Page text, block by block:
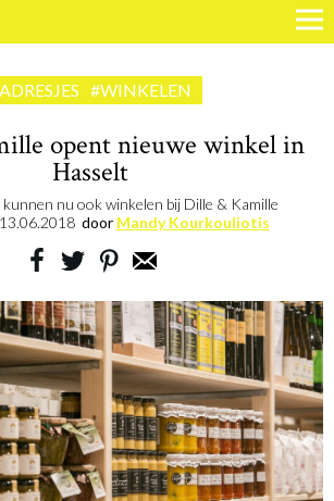
#WINKELEN
opent nieuwe winkel in
Hasselt
nu ook winkelen bij Dille & Kamille
13.06.2018 door Mandy Kourkouliotis